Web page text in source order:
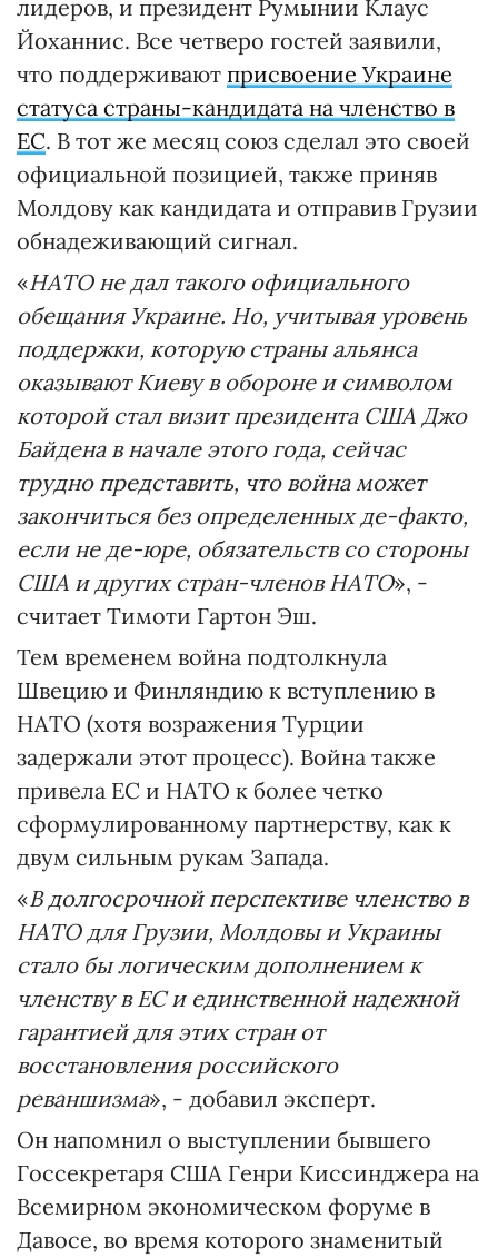
лидеров, и президент Румынии Клаус
Йоханнис. Все четверо гостей заявили,
что поддерживают присвоение Украине
статуса страны-кандидата на членство в
ЕС. В тот же месяц союз сделал это своей
официальной позицией, также приняв
Молдову как кандидата и отправив Грузии
обнадеживающий сигнал.
«НАТО не дал такого официального
обещания Украине. Но, учитывая уровень
поддержки, которую страны альянса
оказывают Киеву в обороне и символом
которой стал визит президента США Джо
Байдена в начале этого года, сейчас
трудно представить, что война может
закончиться без определенных де-факто,
если не де-юре, обязательств со стороны
США и других стран-членов НАТО», -
считает Тимоти Гартон Эш.
Тем временем война подтолкнула
Швецию и Финляндию к вступлению в
НАТО (хотя возражения Турции
задержали этот процесс). Война также
привела ЕС и НАТО к более четко
сформулированному партнерству, как к
двум сильным рукам Запада.
«В долгосрочной перспективе членство в
НАТО для Грузии, Молдовы и Украины
стало бы логическим дополнением к
членству в ЕС и единственной надежной
гарантией для этих стран от
восстановления российского
реваншизма», - добавил эксперт.
Он напомнил о выступлении бывшего
Госсекретаря США Генри Киссинджера на
Всемирном экономическом форуме в
Давосе, во время которого знаменитый